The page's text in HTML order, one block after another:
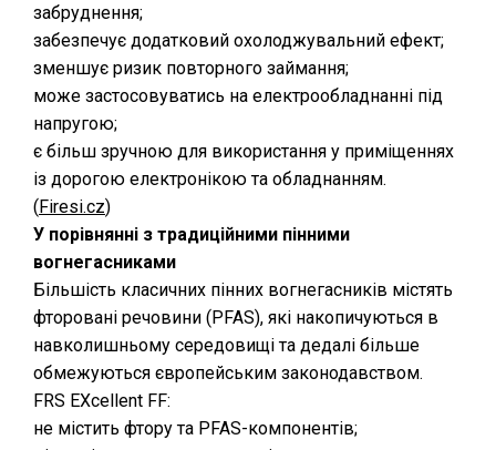
забруднення;
забезпечує додатковий охолоджувальний ефект;
зменшує ризик повторного займання;
може застосовуватись на електрообладнанні під
напругою;
є більш зручною для використання у приміщеннях
із дорогою електронікою та обладнанням.
(⁠Firesi.cz)
У порівнянні з традиційними пінними
вогнегасниками
Більшість класичних пінних вогнегасників містять
фторовані речовини (PFAS), які накопичуються в
навколишньому середовищі та дедалі більше
обмежуються європейським законодавством.
FRS EXcellent FF:
не містить фтору та PFAS-компонентів;